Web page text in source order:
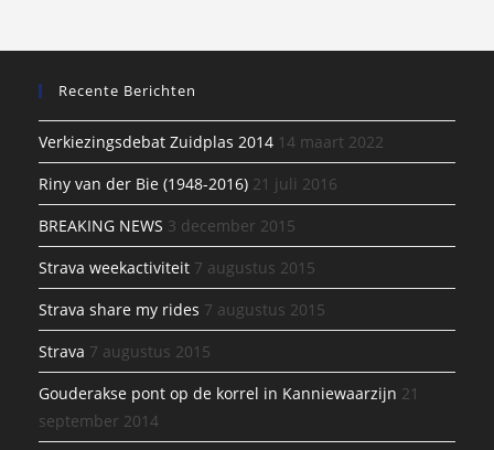
Recente Berichten
Verkiezingsdebat Zuidplas 2014 14 maart 2022
Riny van der Bie (1948-2016) 21 juli 2016
BREAKING NEWS 3 december 2015
Strava weekactiviteit 7 augustus 2015
Strava share my rides 7 augustus 2015
Strava 7 augustus 2015
Gouderakse pont op de korrel in Kanniewaarzijn 21
september 2014